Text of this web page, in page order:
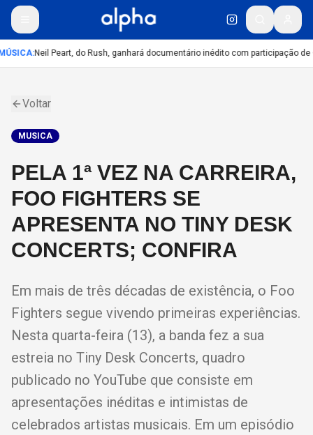
:Neil Peart, do Rush, ganhará documentário inédito com participação de
Voltar
MUSICA
PELA 1ª VEZ NA CARREIRA,
FOO FIGHTERS SE
APRESENTA NO TINY DESK
CONCERTS; CONFIRA
Em mais de três décadas de existência, o Foo
Fighters segue vivendo primeiras experiências.
Nesta quarta-feira (13), a banda fez a sua
estreia no Tiny Desk Concerts, quadro
publicado no YouTube que consiste em
apresentações inéditas e intimistas de
celebrados artistas musicais. Em um episódio